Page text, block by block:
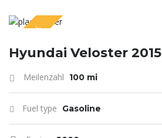
SPECIAL
Hyundai Veloster 2015
Meilenzahl 100 mi
Fuel type Gasoline